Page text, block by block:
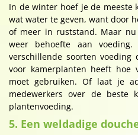
In de winter hoef je de meeste
wat water te geven, want door
of meer in ruststand. Maar
weer behoefte aan
verschillende soorten
voor kamerplanten heeft hoe
moet gebruiken. Of laat je
medewerkers over de beste
plantenvoeding.
5. Een weldadige